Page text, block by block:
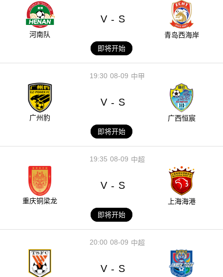
河南队
V - S
青岛西海岸
即将开始
08-09
19:30 中甲
广州豹
V - S
广西恒宸
即将开始
08-09
19:35 中超
重庆铜梁龙
V - S
上海海港
即将开始
08-09
20:00 中超
V - S